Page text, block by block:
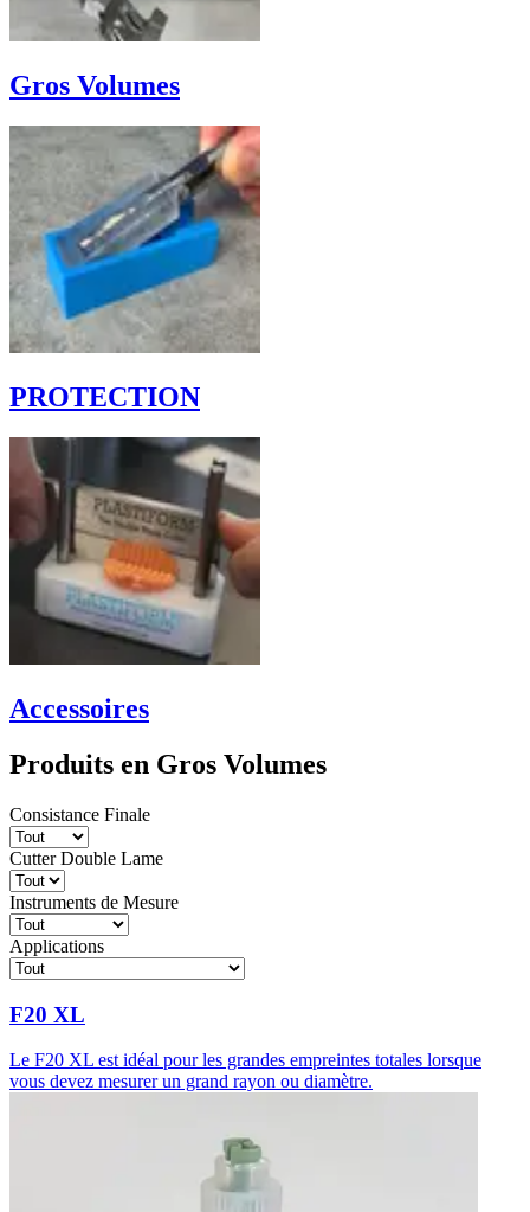
Gros Volumes
PROTECTION
Accessoires
Produits en Gros Volumes
Consistance Finale
Cutter Double Lame
Instruments de Mesure
Applications
F20 XL
Le F20 XL est idéal pour les grandes empreintes totales lorsque
vous devez mesurer un grand rayon ou diamètre.